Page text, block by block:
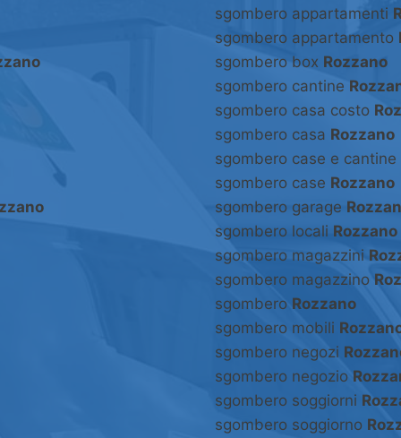
sgombero appartamenti
sgombero appartamento
sgombero box Rozzano
sgombero cantine
sgombero casa costo
sgombero casa Rozzano
sgombero case e cantine
sgombero case Rozzano
sgombero garage
sgombero locali Rozzano
sgombero magazzini
sgombero magazzino
sgombero Rozzano
sgombero mobili
sgombero negozi
sgombero negozio
sgombero soggiorni
sgombero soggiorno